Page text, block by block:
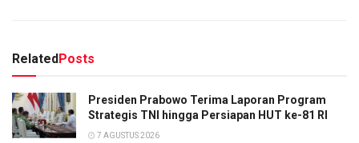
RelatedPosts
Presiden Prabowo Terima Laporan Program
Strategis TNI hingga Persiapan HUT ke-81 RI
7 AGUSTUS 2026